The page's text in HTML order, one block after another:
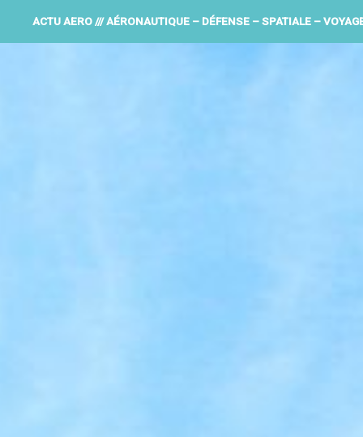
ACTU AERO /// AÉRONAUTIQUE – DÉFENSE – SPATIALE –